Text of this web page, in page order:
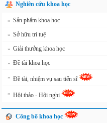
Nghiên cứu khoa học
» Sản phẩm khoa học
» Sở hữu trí tuệ
» Giải thưởng khoa học
» Đề tài khoa học
» Đề tài, nhiệm vụ sau tiến sĩ
» Hội thảo - Hội nghị
Công bố khoa học